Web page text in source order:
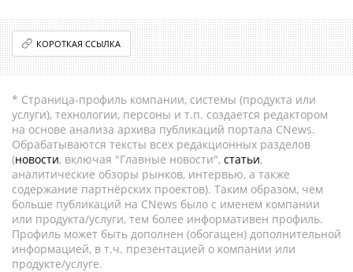
КОРОТКАЯ ССЫЛКА
* Страница-профиль компании, системы (продукта или
услуги), технологии, персоны и т.п. создается редактором
на основе анализа архива публикаций портала CNews.
Обрабатываются тексты всех редакционных разделов
(новости, включая "Главные новости", статьи,
аналитические обзоры рынков, интервью, а также
содержание партнёрских проектов). Таким образом, чем
больше публикаций на CNews было с именем компании
или продукта/услуги, тем более информативен профиль.
Профиль может быть дополнен (обогащен) дополнительной
информацией, в т.ч. презентацией о компании или
продукте/услуге.